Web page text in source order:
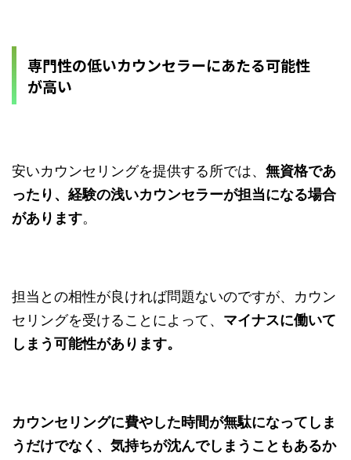
専門性の低いカウンセラーにあたる可能性
が高い
安いカウンセリングを提供する所では、 無資格であ
ったり、経験の浅いカウンセラーが担当になる場合
があります。
担当との相性が良ければ問題ないのですが、カウン
セリングを受けることによって、 マイナスに働いて
しまう可能性があります。
カウンセリングに費やした時間が無駄になってしま
うだけでなく、気持ちが沈んでしまうこともあるか